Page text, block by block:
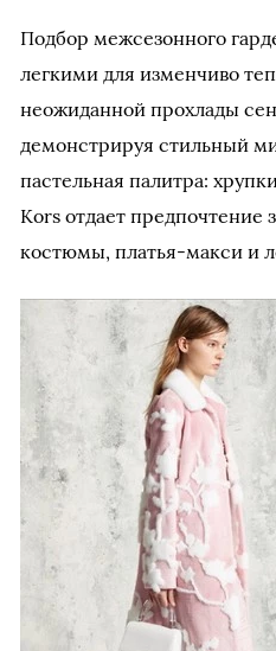
Подбор межсезонного
легкими для изменчиво
неожиданной прохлады
демонстрируя стильный
пастельная палитра:
Kors отдает
костюмы, платья-макси и